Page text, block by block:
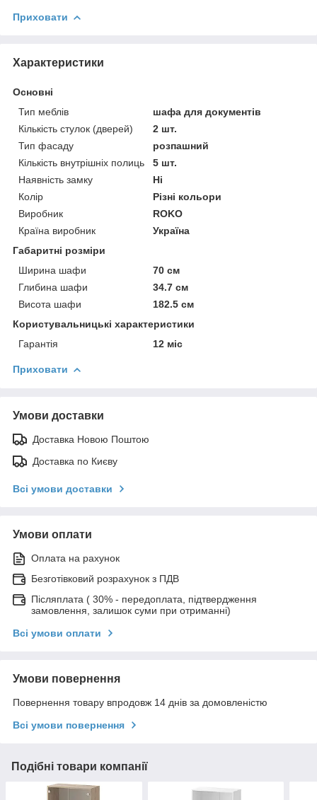
Приховати
Характеристики
Основні
Тип меблів
шафа для документів
Кількість стулок (дверей)
2 шт.
Тип фасаду
розпашний
Кількість внутрішніх полиць
5 шт.
Наявність замку
Ні
Колір
Різні кольори
Виробник
ROKO
Країна виробник
Україна
Габаритні розміри
Ширина шафи
70 см
Глибина шафи
34.7 см
Висота шафи
182.5 см
Користувальницькі характеристики
Гарантія
12 міс
Приховати
Умови доставки
Доставка Новою Поштою
Доставка по Києву
Всі умови доставки
Умови оплати
Оплата на рахунок
Безготівковий розрахунок з ПДВ
Післяплата ( 30% - передоплата, підтвердження
замовлення, залишок суми при отриманні)
Всі умови оплати
Умови повернення
Повернення товару впродовж 14 днів за домовленістю
Всі умови повернення
Подібні товари компанії